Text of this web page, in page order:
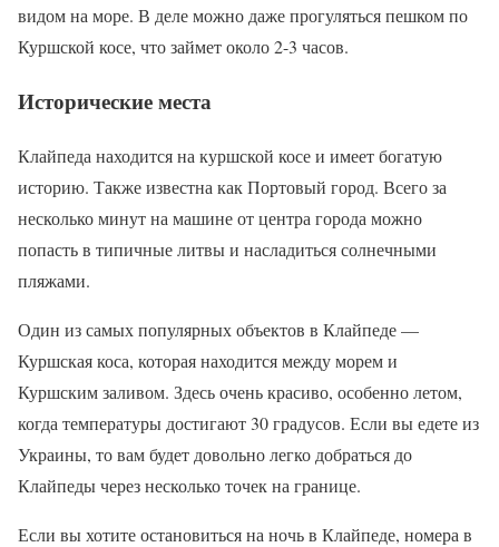
видом на море. В деле можно даже прогуляться пешком по
Куршской косе, что займет около 2-3 часов.
Исторические места
Клайпеда находится на куршской косе и имеет богатую
историю. Также известна как Портовый город. Всего за
несколько минут на машине от центра города можно
попасть в типичные литвы и насладиться солнечными
пляжами.
Один из самых популярных объектов в Клайпеде —
Куршская коса, которая находится между морем и
Куршским заливом. Здесь очень красиво, особенно летом,
когда температуры достигают 30 градусов. Если вы едете из
Украины, то вам будет довольно легко добраться до
Клайпеды через несколько точек на границе.
Если вы хотите остановиться на ночь в Клайпеде, номера в